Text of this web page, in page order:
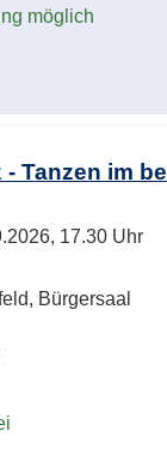
möglich
- Tanzen im
17.30 Uhr
Bürgersaal